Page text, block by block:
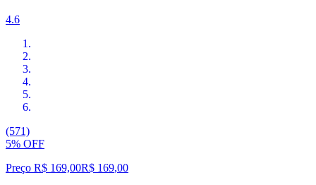
4.6
(571)
5% OFF
Preço R$ 169,00R$ 169,00